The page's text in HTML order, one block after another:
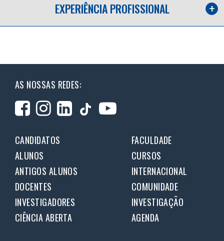
EXPERIÊNCIA PROFISSIONAL
AS NOSSAS REDES:
CANDIDATOS
FACULDADE
ALUNOS
CURSOS
ANTIGOS ALUNOS
INTERNACIONAL
DOCENTES
COMUNIDADE
INVESTIGADORES
INVESTIGAÇÃO
CIÊNCIA ABERTA
AGENDA